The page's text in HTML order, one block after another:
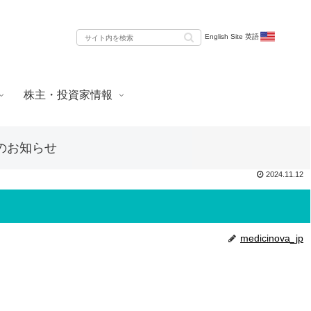
English Site 英語
株主・投資家情報
お知らせ
2024.11.12
medicinova_jp